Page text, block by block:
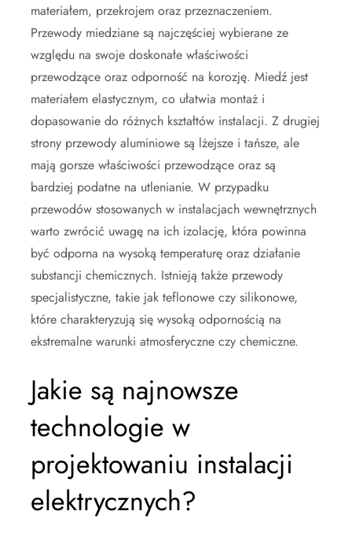
materiałem, przekrojem oraz przeznaczeniem.
Przewody miedziane są najczęściej wybierane ze
względu na swoje doskonałe właściwości
przewodzące oraz odporność na korozję. Miedź jest
materiałem elastycznym, co ułatwia montaż i
dopasowanie do różnych kształtów instalacji. Z drugiej
strony przewody aluminiowe są lżejsze i tańsze, ale
mają gorsze właściwości przewodzące oraz są
bardziej podatne na utlenianie. W przypadku
przewodów stosowanych w instalacjach wewnętrznych
warto zwrócić uwagę na ich izolację, która powinna
być odporna na wysoką temperaturę oraz działanie
substancji chemicznych. Istnieją także przewody
specjalistyczne, takie jak teflonowe czy silikonowe,
które charakteryzują się wysoką odpornością na
ekstremalne warunki atmosferyczne czy chemiczne.
Jakie są najnowsze
technologie w
projektowaniu instalacji
elektrycznych?